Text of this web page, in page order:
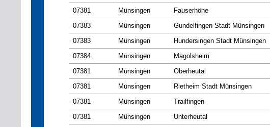
07381
Münsingen Fauserhöhe
07383
Münsingen Gundelfingen Stadt Münsingen
07383
Münsingen Hundersingen Stadt Münsingen
07384
Münsingen Magolsheim
07381
Münsingen Oberheutal
07381
Münsingen Rietheim Stadt Münsingen
07381
Münsingen Trailfingen
07381
Münsingen Unterheutal